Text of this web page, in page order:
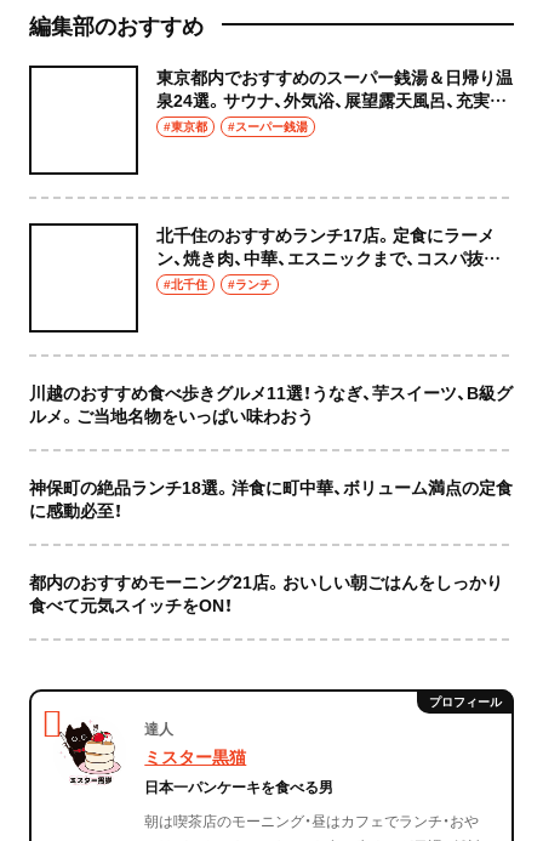
編集部のおすすめ
東京都内でおすすめのスーパー銭湯＆日帰り温
泉24選。サウナ、外気浴、展望露天風呂、充実の
癒やし空間へ
#東京都 #スーパー銭湯
北千住のおすすめランチ17店。定食にラーメ
ン、焼き肉、中華、エスニックまで、コスパ抜群
な店もおしゃれな店も網羅してご紹介！
#北千住 #ランチ
川越のおすすめ食べ歩きグルメ11選！うなぎ、芋スイーツ、B級グ
ルメ。ご当地名物をいっぱい味わおう
神保町の絶品ランチ18選。洋食に町中華、ボリューム満点の定食
に感動必至！
都内のおすすめモーニング21店。おいしい朝ごはんをしっかり
食べて元気スイッチをON！
達人
ミスター黒猫
日本一パンケーキを食べる男
朝は喫茶店のモーニング・昼はカフェでランチ・おや